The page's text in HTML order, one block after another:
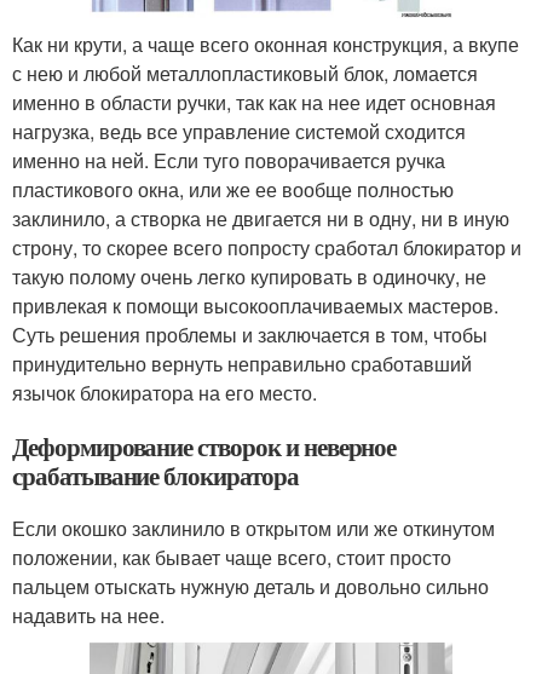
Как ни крути, а чаще всего оконная конструкция, а вкупе
с нею и любой металлопластиковый блок, ломается
именно в области ручки, так как на нее идет основная
нагрузка, ведь все управление системой сходится
именно на ней. Если туго поворачивается ручка
пластикового окна, или же ее вообще полностью
заклинило, а створка не двигается ни в одну, ни в иную
строну, то скорее всего попросту сработал блокиратор и
такую полому очень легко купировать в одиночку, не
привлекая к помощи высокооплачиваемых мастеров.
Суть решения проблемы и заключается в том, чтобы
принудительно вернуть неправильно сработавший
язычок блокиратора на его место.
Деформирование створок и неверное
срабатывание блокиратора
Если окошко заклинило в открытом или же откинутом
положении, как бывает чаще всего, стоит просто
пальцем отыскать нужную деталь и довольно сильно
надавить на нее.